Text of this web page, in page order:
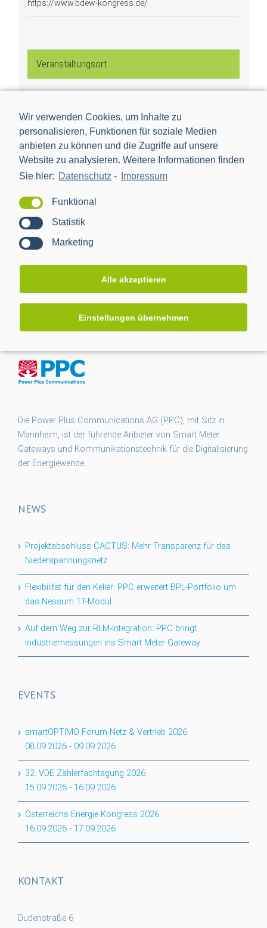
Wir verwenden Cookies, um Inhalte zu
personalisieren, Funktionen für soziale Medien
anbieten zu können und die Zugriffe auf unsere
Website zu analysieren. Weitere Informationen finden
Sie hier: Datenschutz - Impressum
Funktional
Statistik
Marketing
Alle akzeptieren
Einstellungen übernehmen
https://www.bdew-kongress.de/
Veranstaltungsort
Luckenwalder Str. 4
Berlin, 10963 Deutschland
Veranstalter
BDEW
Die Power Plus Communications AG (PPC), mit Sitz in
Mannheim, ist der führende Anbieter von Smart Meter
Gateways und Kommunikationstechnik für die Digitalisierung
der Energiewende.
NEWS
Projektabschluss CACTUS: Mehr Transparenz für das
Niederspannungsnetz
Flexibilität für den Keller: PPC erweitert BPL-Portfolio um
das Nessum 1T-Modul
Auf dem Weg zur RLM-Integration: PPC bringt
Industriemessungen ins Smart Meter Gateway
EVENTS
smartOPTIMO Forum Netz & Vertrieb 2026
08.09.2026 - 09.09.2026
32. VDE Zählerfachtagung 2026
15.09.2026 - 16.09.2026
Österreichs Energie Kongress 2026
16.09.2026 - 17.09.2026
KONTAKT
Dudenstraße 6